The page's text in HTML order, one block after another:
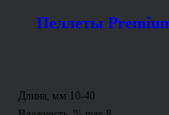
Пеллеты
Длина, мм 10-40